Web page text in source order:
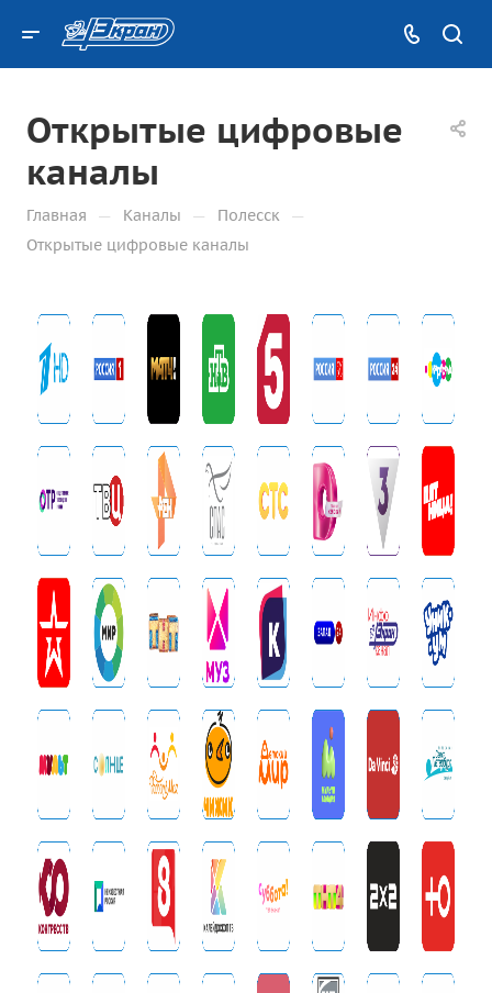
Открытые цифровые
каналы
Главная — Каналы — Полесск —
Открытые цифровые каналы